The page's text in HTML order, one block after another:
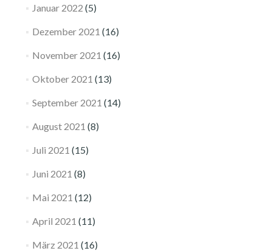
Januar 2022 (5)
Dezember 2021 (16)
November 2021 (16)
Oktober 2021 (13)
September 2021 (14)
August 2021 (8)
Juli 2021 (15)
Juni 2021 (8)
Mai 2021 (12)
April 2021 (11)
März 2021 (16)